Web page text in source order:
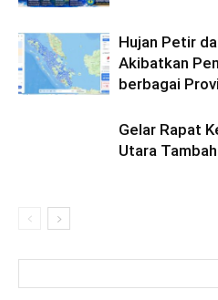
Hujan Petir
Akibatkan
berbagai
Gelar Rapat
Utara